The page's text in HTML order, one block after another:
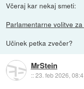
Včeraj kar nekaj smeti:
Parlamentarne volitve
Učinek petka zvečer?
MrStein
::23. feb 2026,